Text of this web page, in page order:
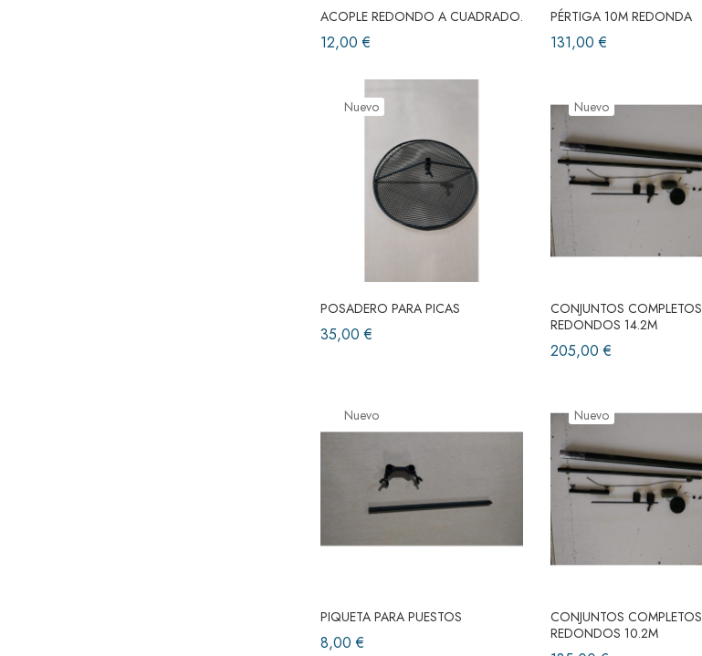
ACOPLE REDONDO A CUADRADO.
12,00 €
PÉRTIGA 10M REDONDA
131,00 €
Nuevo
POSADERO PARA PICAS
35,00 €
Nuevo
CONJUNTOS COMPLETOS
REDONDOS 14.2M
205,00 €
Nuevo
PIQUETA PARA PUESTOS
8,00 €
Nuevo
CONJUNTOS COMPLETOS
REDONDOS 10.2M